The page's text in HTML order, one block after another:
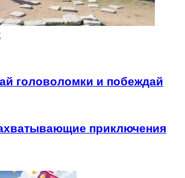
головоломки и побеждай
приключения